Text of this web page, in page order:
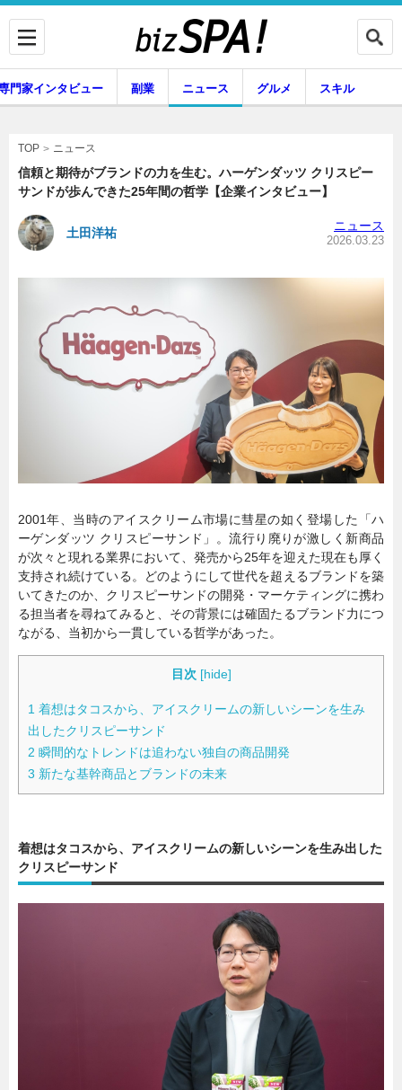
専門家インタビュー
グルメ スキル
エンタメ
門家インタビュー 副業 ニュース グルメ スキル
TOP ニュース
信頼と期待がブランドの力を生む。ハーゲンダッツ クリスピー
サンドが歩んできた25年間の哲学【企業インタビュー】
土田洋祐 ニュース
2026.03.23
2001年、当時のアイスクリーム市場に彗星の如く登場した「ハ
ーゲンダッツ クリスピーサンド」。流行り廃りが激しく新商品
が次々と現れる業界において、発売から25年を迎えた現在も厚く
支持され続けている。どのようにして世代を超えるブランドを築
いてきたのか、クリスピーサンドの開発・マーケティングに携わ
る担当者を尋ねてみると、その背景には確固たるブランド力につ
ながる、当初から一貫している哲学があった。
目次 [hide]
1 着想はタコスから、アイスクリームの新しいシーンを生み
出したクリスピーサンド
2 瞬間的なトレンドは追わない独自の商品開発
3 新たな基幹商品とブランドの未来
着想はタコスから、アイスクリームの新しいシーンを生み出した
クリスピーサンド